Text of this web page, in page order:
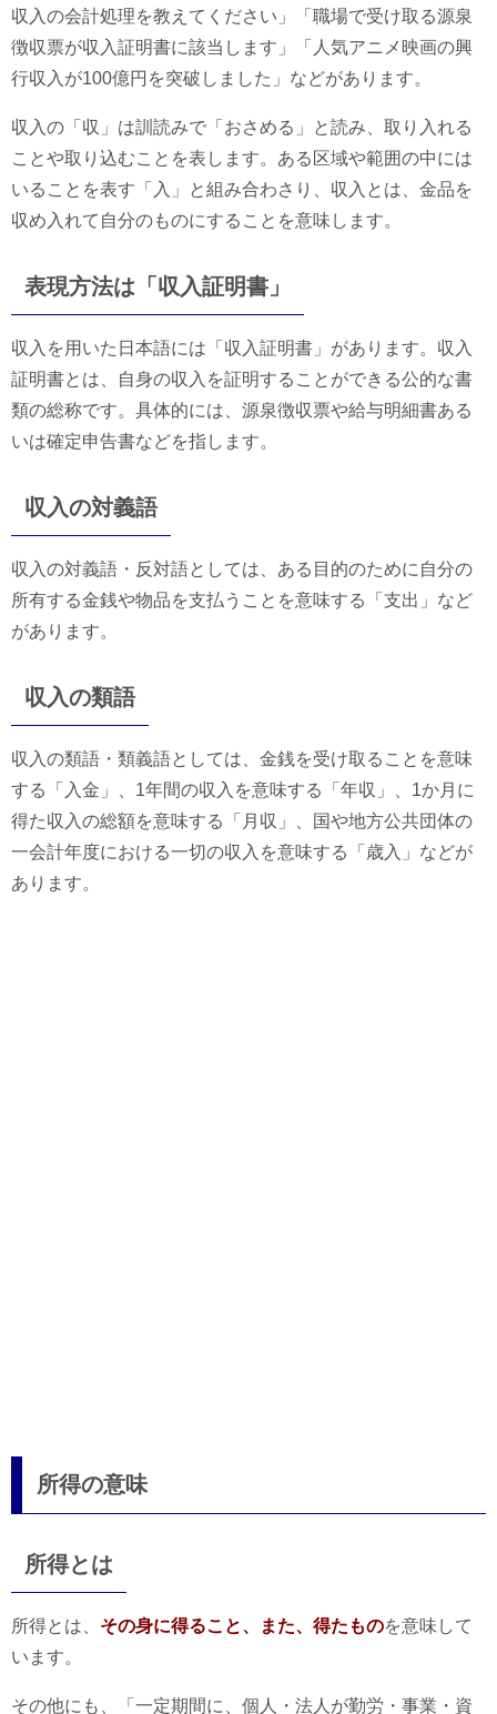
収入の会計処理を教えてください」「職場で受け取る源泉
徴収票が収入証明書に該当します」「人気アニメ映画の興
行収入が100億円を突破しました」などがあります。
収入の「収」は訓読みで「おさめる」と読み、取り入れる
ことや取り込むことを表します。ある区域や範囲の中には
いることを表す「入」と組み合わさり、収入とは、金品を
収め入れて自分のものにすることを意味します。
表現方法は「収入証明書」
収入を用いた日本語には「収入証明書」があります。収入
証明書とは、自身の収入を証明することができる公的な書
類の総称です。具体的には、源泉徴収票や給与明細書ある
いは確定申告書などを指します。
収入の対義語
収入の対義語・反対語としては、ある目的のために自分の
所有する金銭や物品を支払うことを意味する「支出」など
があります。
収入の類語
収入の類語・類義語としては、金銭を受け取ることを意味
する「入金」、1年間の収入を意味する「年収」、1か月に
得た収入の総額を意味する「月収」、国や地方公共団体の
一会計年度における一切の収入を意味する「歳入」などが
あります。
所得の意味
所得とは
所得とは、 その身に得ること、また、得たものを意味して
います。
その他にも、「一定期間に、個人・法人が勤労・事業・資